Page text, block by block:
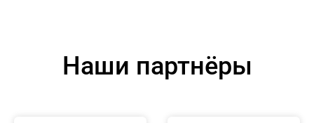
Наши партнёры